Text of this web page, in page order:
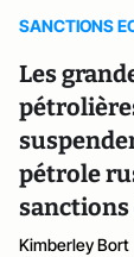
SANCTIONS
Les
pétrole
sanctions
Kimberley Bort